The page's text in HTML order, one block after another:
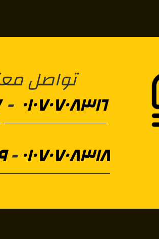
تواصل
٠١٠٧٠٧٠٨٣١٦ -
٠١٠٧٠٧٠٨٣١٨-